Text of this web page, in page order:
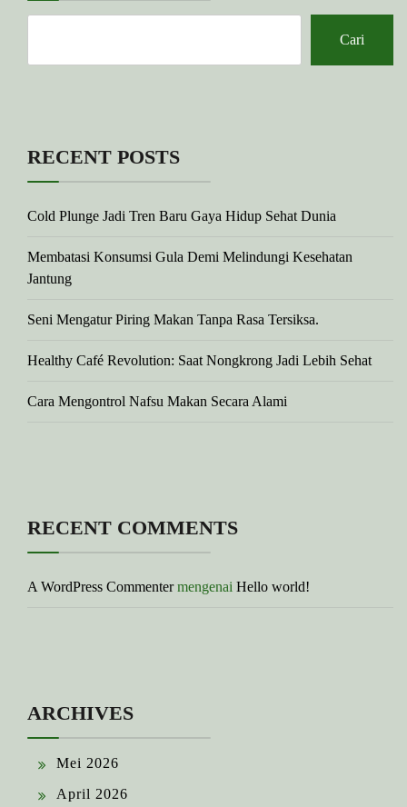
Cari
RECENT POSTS
Cold Plunge Jadi Tren Baru Gaya Hidup Sehat Dunia
Membatasi Konsumsi Gula Demi Melindungi Kesehatan
Jantung
Seni Mengatur Piring Makan Tanpa Rasa Tersiksa.
Healthy Café Revolution: Saat Nongkrong Jadi Lebih Sehat
Cara Mengontrol Nafsu Makan Secara Alami
RECENT COMMENTS
A WordPress Commentermengenai Hello world!
ARCHIVES
Mei 2026
April 2026